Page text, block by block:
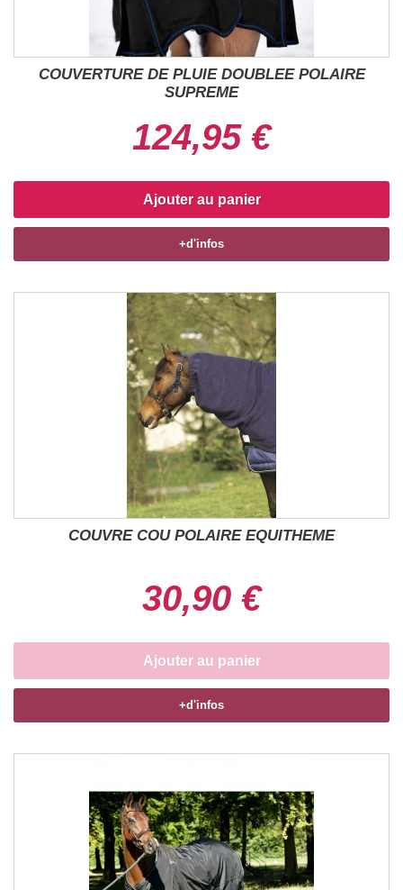
COUVERTURE DE PLUIE DOUBLEE POLAIRE
SUPREME
124,95 €
Ajouter au panier
+d'infos
COUVRE COU POLAIRE EQUITHEME
30,90 €
Ajouter au panier
+d'infos